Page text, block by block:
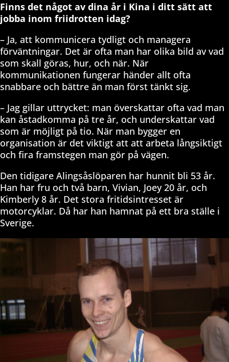
Finns det något av dina år i Kina i ditt sätt att
jobba inom friidrotten idag?
– Ja, att kommunicera tydligt och managera
förväntningar. Det är ofta man har olika bild av vad
som skall göras, hur, och när. När
kommunikationen fungerar händer allt ofta
snabbare och bättre än man först tänkt sig.
– Jag gillar uttrycket: man överskattar ofta vad man
kan åstadkomma på tre år, och underskattar vad
som är möjligt på tio. När man bygger en
organisation är det viktigt att att arbeta långsiktigt
och fira framstegen man gör på vägen.
Den tidigare Alingsåslöparen har hunnit bli 53 år.
Han har fru och två barn, Vivian, Joey 20 år, och
Kimberly 8 år. Det stora fritidsintresset är
motorcyklar. Då har han hamnat på ett bra ställe i
Sverige.